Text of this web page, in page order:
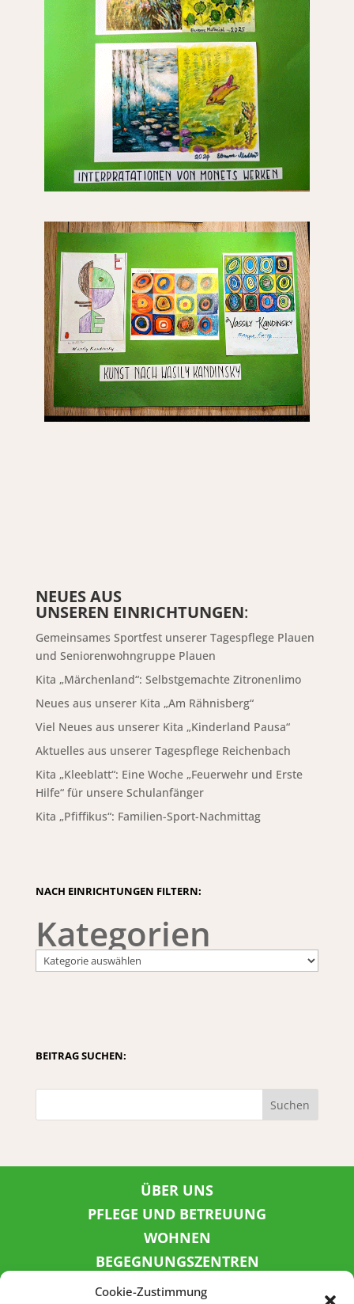
Cookie-Zustimmung
NEUES AUS
UNSEREN EINRICHTUNGEN:
Gemeinsames Sportfest unserer Tagespflege Plauen
und Seniorenwohngruppe Plauen
Kita „Märchenland“: Selbstgemachte Zitronenlimo
Neues aus unserer Kita „Am Rähnisberg“
Viel Neues aus unserer Kita „Kinderland Pausa“
Aktuelles aus unserer Tagespflege Reichenbach
Kita „Kleeblatt“: Eine Woche „Feuerwehr und Erste
Hilfe“ für unsere Schulanfänger
Kita „Pfiffikus“: Familien-Sport-Nachmittag
NACH EINRICHTUNGEN FILTERN:
Kategorien
BEITRAG SUCHEN:
Suchen
ÜBER UNS
PFLEGE UND BETREUUNG
WOHNEN
BEGEGNUNGSZENTREN
KINDER UND JUGEND